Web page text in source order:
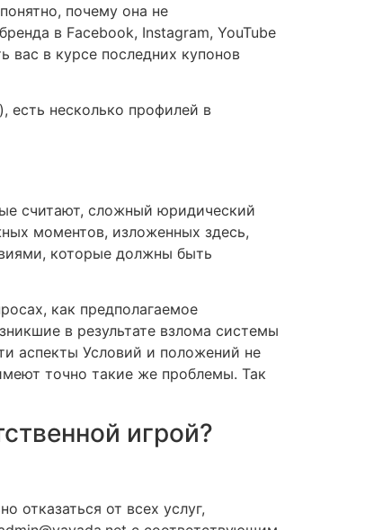
почему она не
в Facebook, Instagram, YouTube
вас в курсе последних купонов
есть несколько профилей в
считают, сложный юридический
моментов, изложенных здесь,
которые должны быть
как предполагаемое
в результате взлома системы
аспекты Условий и положений не
точно такие же проблемы. Так
игрой?
отказаться от всех услуг,